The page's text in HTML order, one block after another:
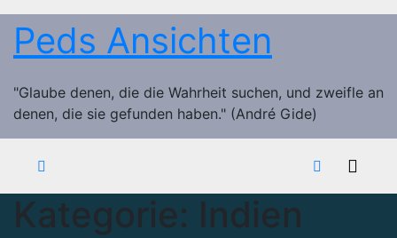
Zum
Inhalt
springen
Peds Ansichten
"Glaube denen, die die Wahrheit suchen, und zweifle an
denen, die sie gefunden haben." (André Gide)
Kategorie: Indien